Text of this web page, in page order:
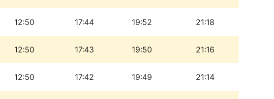
12:50 17:44 19:52 21:18
12:50 17:43 19:50 21:16
12:50 17:42 19:49 21:14